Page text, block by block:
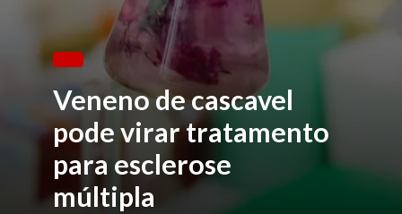
Veneno de cascavel
pode virar tratamento
para esclerose
múltipla